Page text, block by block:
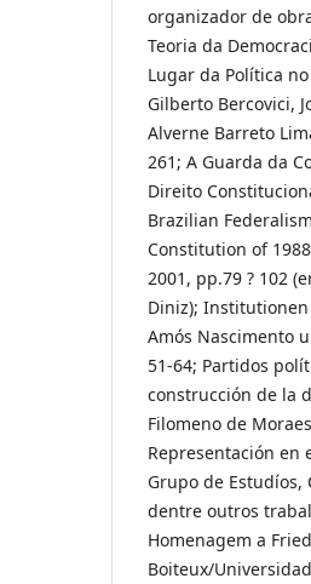
organizador de
Teoria da
Lugar da Política
Gilberto Bercovici,
Alverne Barreto
261; A Guarda da
Direito
Brazilian
Constitution of
2001, pp.79 ? 102
Diniz);
Amós Nascimento
51-64; Partidos
construcción de la
Filomeno de
Representación en
Grupo de Estudíos,
dentre outros
Homenagem a
Boiteux/